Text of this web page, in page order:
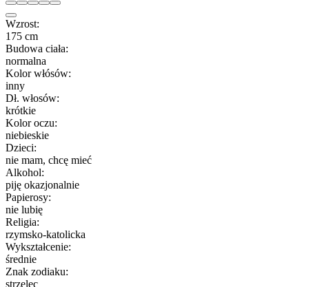
Wzrost:
175 cm
Budowa ciała:
normalna
Kolor włósów:
inny
Dł. włosów:
krótkie
Kolor oczu:
niebieskie
Dzieci:
nie mam, chcę mieć
Alkohol:
piję okazjonalnie
Papierosy:
nie lubię
Religia:
rzymsko-katolicka
Wykształcenie:
średnie
Znak zodiaku:
strzelec